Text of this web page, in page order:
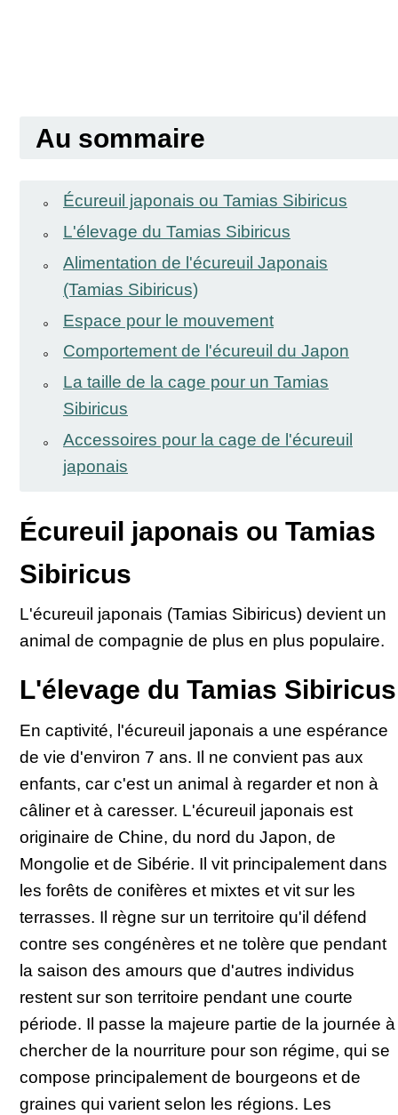
Au sommaire
Écureuil japonais ou Tamias Sibiricus
L'élevage du Tamias Sibiricus
Alimentation de l'écureuil Japonais
(Tamias Sibiricus)
Espace pour le mouvement
Comportement de l'écureuil du Japon
La taille de la cage pour un Tamias
Sibiricus
Accessoires pour la cage de l'écureuil
japonais
Écureuil japonais ou Tamias
Sibiricus
L'écureuil japonais (Tamias Sibiricus) devient un
animal de compagnie de plus en plus populaire.
L'élevage du Tamias Sibiricus
En captivité, l'écureuil japonais a une espérance
de vie d'environ 7 ans. Il ne convient pas aux
enfants, car c'est un animal à regarder et non à
câliner et à caresser. L'écureuil japonais est
originaire de Chine, du nord du Japon, de
Mongolie et de Sibérie. Il vit principalement dans
les forêts de conifères et mixtes et vit sur les
terrasses. Il règne sur un territoire qu'il défend
contre ses congénères et ne tolère que pendant
la saison des amours que d'autres individus
restent sur son territoire pendant une courte
période. Il passe la majeure partie de la journée à
chercher de la nourriture pour son régime, qui se
compose principalement de bourgeons et de
graines qui varient selon les régions. Les